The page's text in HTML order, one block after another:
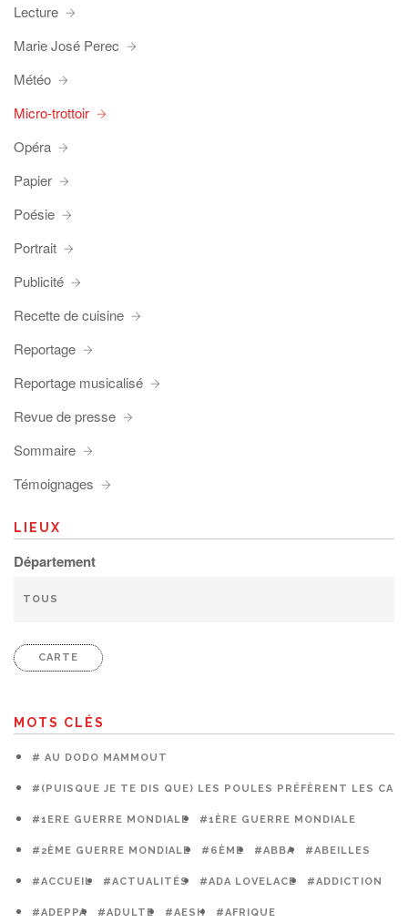
Lecture
Marie José Perec
Météo
Micro-trottoir
Opéra
Papier
Poésie
Portrait
Publicité
Recette de cuisine
Reportage
Reportage musicalisé
Revue de presse
Sommaire
Témoignages
LIEUX
Département
CARTE
MOTS CLÉS
# AU DODO MAMMOUT
#(PUISQUE JE TE DIS QUE) LES POULES PRÉFÈRENT LES
#1ERE GUERRE MONDIALE #1ÈRE GUERRE MONDIALE
#2ÈME GUERRE MONDIALE #6ÈME #ABBA #ABEILLES
#ACCUEIL #ACTUALITÉS #ADA LOVELACE #ADDICTION
#ADEPPA #ADULTE #AESH #AFRIQUE